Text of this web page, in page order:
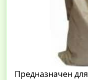
Предназначен